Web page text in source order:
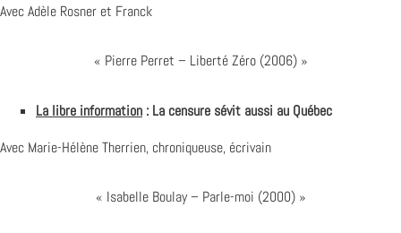
Avec Adèle Rosner et Franck
« Pierre Perret – Liberté Zéro (2006) »
La libre information : La censure sévit aussi au Québec
Avec Marie-Hélène Therrien, chroniqueuse, écrivain
« Isabelle Boulay – Parle-moi (2000) »